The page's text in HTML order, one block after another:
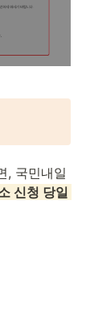
신청 당일